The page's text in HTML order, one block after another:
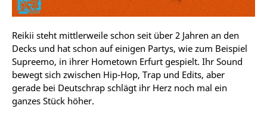
Reikii steht mittlerweile schon seit über 2 Jahren an den
Decks und hat schon auf einigen Partys, wie zum Beispiel
Supreemo, in ihrer Hometown Erfurt gespielt. Ihr Sound
bewegt sich zwischen Hip-Hop, Trap und Edits, aber
gerade bei Deutschrap schlägt ihr Herz noch mal ein
ganzes Stück höher.